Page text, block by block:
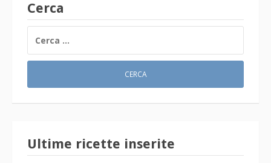
Cerca
PER:
Ultime ricette inserite